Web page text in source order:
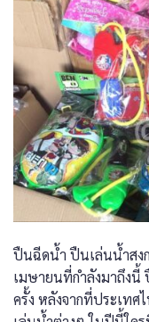
ปืนฉีดน้ำ ปืนเล่นน้ำสง
เมษายนที่กำลังมาถึง
ครั้ง หลังจากที่ประเทศ